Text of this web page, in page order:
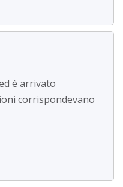
è arrivato
corrispondevano